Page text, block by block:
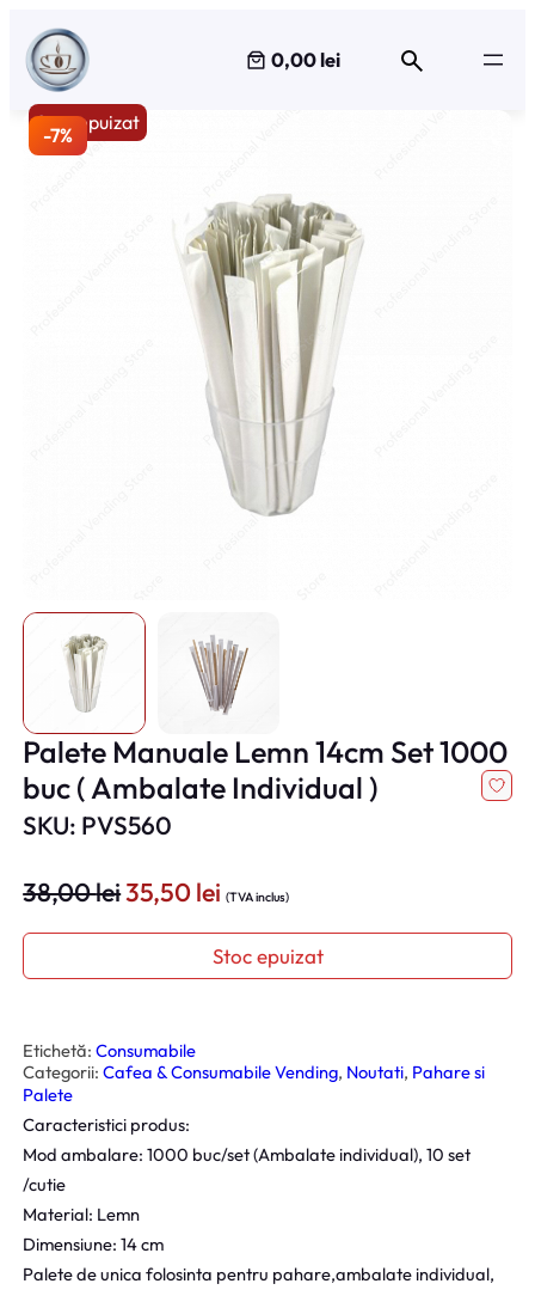
Sari
conținut
0,00 lei
Stoc epuizat
Palete Manuale Lemn 14cm Set 1000
buc ( Ambalate Individual )
SKU: PVS560
38,00leiP
ț
l
i
i
ț
a
l
a
35,50leiP
e
ț
c
e
s
(TVA inclus)
Stoc epuizat
Etichetă:Consumabile
Categorii:Cafea & Consumabile Vending, Noutati, Pahare si
Palete
Caracteristici produs:
Mod ambalare: 1000 buc/set (Ambalate individual), 10 set
/cutie
Material: Lemn
Dimensiune: 14 cm
Palete de unica folosinta pentru pahare,ambalate individual,